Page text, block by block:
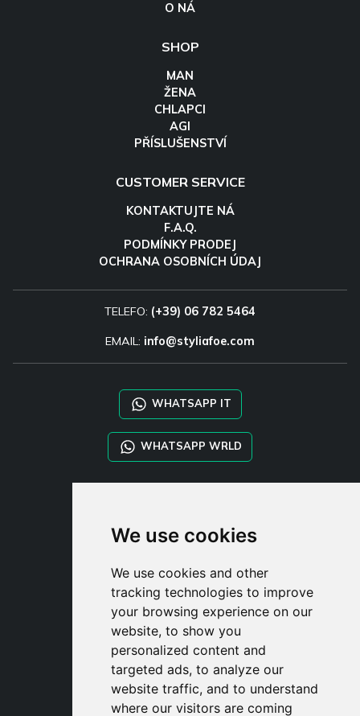
We use cookies
We use cookies and other
tracking technologies to improve
your browsing experience on our
website, to show you
personalized content and
targeted ads, to analyze our
website traffic, and to understand
where our visitors are coming
O NÁ
SHOP
MAN
ŽENA
CHLAPCI
AGI
PŘÍSLUŠENSTVÍ
CUSTOMER SERVICE
KONTAKTUJTE NÁ
F.A.Q.
PODMÍNKY PRODEJ
OCHRANA OSOBNÍCH ÚDAJ
TELEFO: (+39) 06 782 5464
EMAIL: info@styliafoe.com
WHATSAPP IT
WHATSAPP WRLD
TAYLOR MADE ORDERS
UŽIVATE
ZAREGISTROVA
PŘIHLÁSIT S
NÁKUPNÍ KOŠÍ